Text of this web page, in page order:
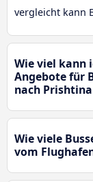
vergleicht kann
Wie viel kann
Angebote für
nach
Wie viele
vom